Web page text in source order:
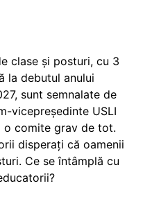
clase și posturi, cu 3
la debutul anului
sunt semnalate de
vicepreședinte USLI
o comite grav de tot.
disperați că oamenii
Ce se întâmplă cu